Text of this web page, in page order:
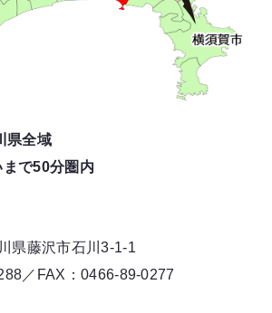
県全域
で50分圏内
県藤沢市石川3-1-1
／FAX：0466-89-0277